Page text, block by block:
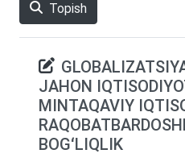
Topish
JAHON
MINTAQAVIY
BOGʻLIQLIK